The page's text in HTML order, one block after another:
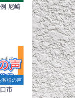
尼崎
客様の声
市